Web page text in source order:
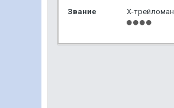
Звание Х-трейломан